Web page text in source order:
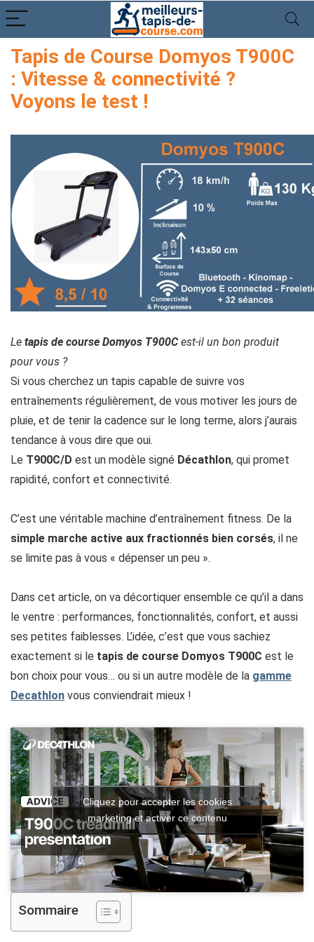
Tapis de Course Domyos T900C
: Vitesse & connectivité ?
Voyons le test !
Le tapis de course Domyos T900C est-il un bon produit
pour vous ?
Si vous cherchez un tapis capable de suivre vos
entraînements régulièrement, de vous motiver les jours de
pluie, et de tenir la cadence sur le long terme, alors j’aurais
tendance à vous dire que oui.
Le T900C/D est un modèle signé Décathlon, qui promet
rapidité, confort et connectivité.
C’est une véritable machine d’entraînement fitness. De la
simple marche active aux fractionnés bien corsés, il ne
se limite pas à vous « dépenser un peu ».
Dans cet article, on va décortiquer ensemble ce qu’il a dans
le ventre : performances, fonctionnalités, confort, et aussi
ses petites faiblesses. L’idée, c’est que vous sachiez
exactement si le tapis de course Domyos T900C est le
bon choix pour vous… ou si un autre modèle de la gamme
Decathlon vous conviendrait mieux !
Cliquez pour accepter les cookies
marketing et activer ce contenu
Sommaire